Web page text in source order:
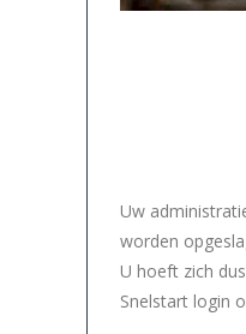
Uw
worden
U hoeft zich
Snelstart login